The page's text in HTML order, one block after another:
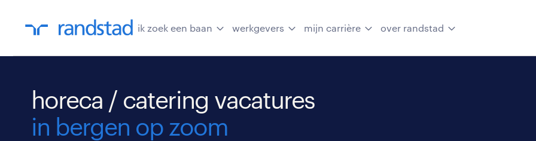
ik zoek een baan werkgevers mijn carrière over randstad
horeca / catering vacatures
in bergen op zoom